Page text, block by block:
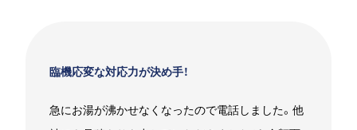
臨機応変な対応力が決め手！
急にお湯が沸かせなくなったので電話しました。他